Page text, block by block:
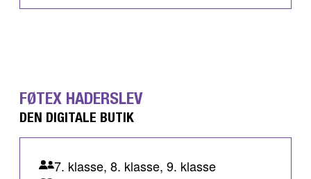
FØTEX HADERSLEV
DEN DIGITALE BUTIK
7. klasse, 8. klasse, 9. klasse